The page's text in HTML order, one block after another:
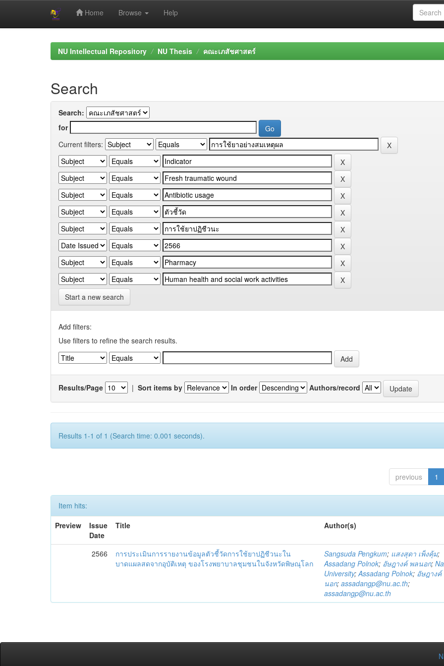
Home Browse Help
NU Intellectual Repository NU Thesis คณะเภสัชศาสตร์
Search
Search:
for
Current filters:
Start a new search
Add filters:
Use filters to refine the search results.
Results/Page | Sort items by In order Authors/record
Results 1-1 of 1 (Search time: 0.001 seconds).
previous 1
Item hits:
Preview
Issue
Date
Title Author(s)
2566
การประเมินการรายงานข้อมูลตัวชี้วัดการใช้ยาปฏิชีวนะใน
บาดแผลสดจากอุบัติเหตุ ของโรงพยาบาลชุมชนในจังหวัดพิษณุโลก
Sangsuda Pengkum; แสงสุดา เพ็งคุ้ม;
Assadang Polnok; อัษฎางค์ พลนอก;
University;Assadang Polnok; อัษฎางค์
นอก;assadangp@nu.ac.th;
assadangp@nu.ac.th